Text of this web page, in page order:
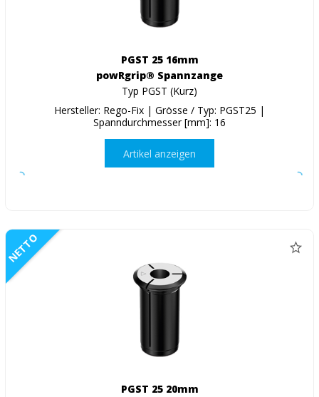
PGST 25 16mm
powRgrip® Spannzange
Typ PGST (Kurz)
Hersteller: Rego-Fix | Grösse / Typ: PGST25 |
Spanndurchmesser [mm]: 16
Artikel anzeigen
NETTO
PGST 25 20mm